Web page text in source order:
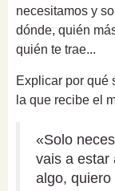
necesitamos y
dónde, quién
quién te trae...
Explicar por qué
la que recibe el
«Solo
vais a estar
algo,